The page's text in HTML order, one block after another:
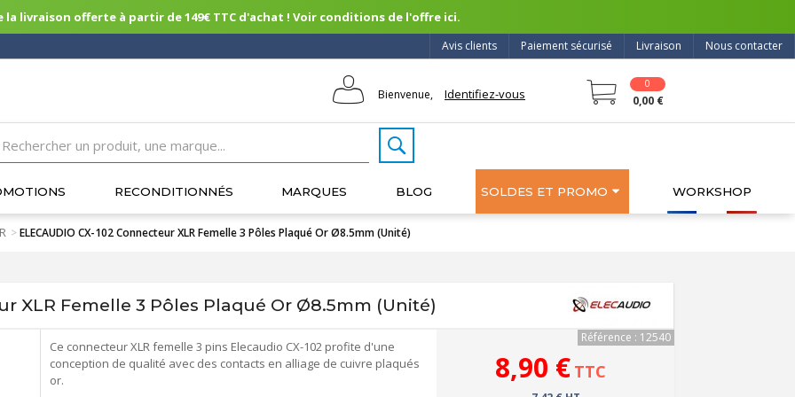
la livraison offerte à partir de 149€ TTC d'achat ! Voir conditions de l'offre ici.
Nous contacter
Livraison
Paiement sécurisé
Avis clients
Bienvenue, Identifiez-vous
0
0,00 €
RECONDITIONNÉS MARQUES BLOG SOLDES ET PROMO WORKSHOP
>ELECAUDIO CX-102 Connecteur XLR Femelle 3 Pôles Plaqué Or Ø8.5mm (Unité)
XLR Femelle 3 Pôles Plaqué Or Ø8.5mm (Unité)
Ce connecteur XLR femelle 3 pins Elecaudio CX-102 profite d'une
conception de qualité avec des contacts en alliage de cuivre plaqués
or.
Référence : 12540
8,90 € TTC